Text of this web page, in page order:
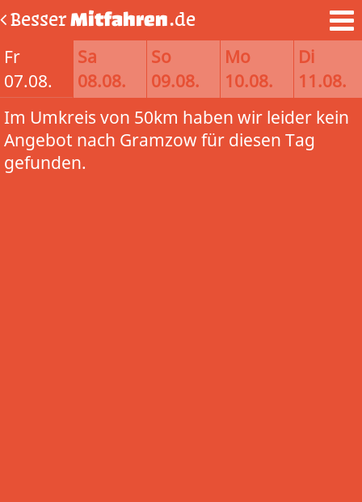
BesserMitfahren.de
Fr
07.08.
Sa
08.08.
So
09.08.
Mo
10.08.
Di
11.08.
Im Umkreis von 50km haben wir leider kein
Angebot nach Gramzow für diesen Tag
gefunden.